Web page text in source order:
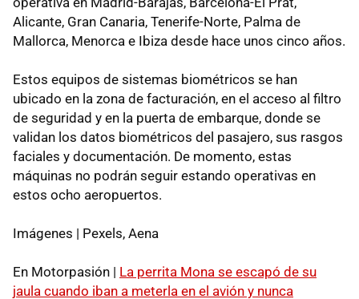
Alicante, Gran Canaria, Tenerife-Norte, Palma de
Mallorca, Menorca e Ibiza desde hace unos cinco años.
Estos equipos de sistemas biométricos se han
ubicado en la zona de facturación, en el acceso al filtro
de seguridad y en la puerta de embarque, donde se
validan los datos biométricos del pasajero, sus rasgos
faciales y documentación. De momento, estas
máquinas no podrán seguir estando operativas en
estos ocho aeropuertos.
Imágenes | Pexels, Aena
En Motorpasión | La perrita Mona se escapó de su
jaula cuando iban a meterla en el avión y nunca